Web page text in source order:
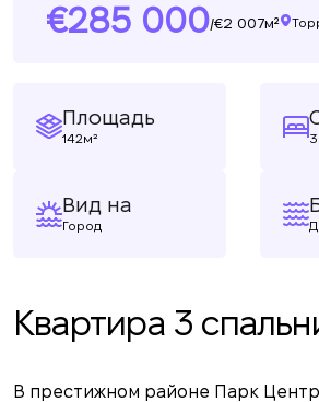
285 000/ 2 007м²
Площадь
142м² 3
Вид на
Город
Квартира 3
В престижном районе Парк